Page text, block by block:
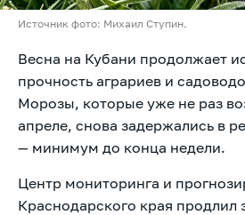
Источник фото: Михаил Ступин.
Весна на Кубани продолжает
прочность аграриев и
Морозы, которые уже не раз
апреле, снова задержались в
— минимум до конца недели.
Центр мониторинга и
Краснодарского края продлил